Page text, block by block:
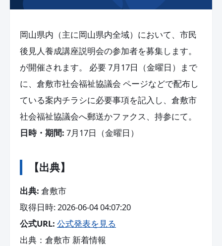
岡山県内（主に岡山県内全域）において、市民
後見人養成講座説明会の参加者を募集します。
が開催されます。 必要 7月17日（金曜日）まで
に、倉敷市社会福祉協議会 ページなどで配布し
ている案内チラシに必要事項を記入し、倉敷市
社会福祉協議会へ郵送かファクス、持参にて。
日時・期間: 7月17日（金曜日）
【出典】
出典: 倉敷市
取得日時: 2026-06-04 04:07:20
公式URL: 公式発表を見る
出典：倉敷市 新着情報